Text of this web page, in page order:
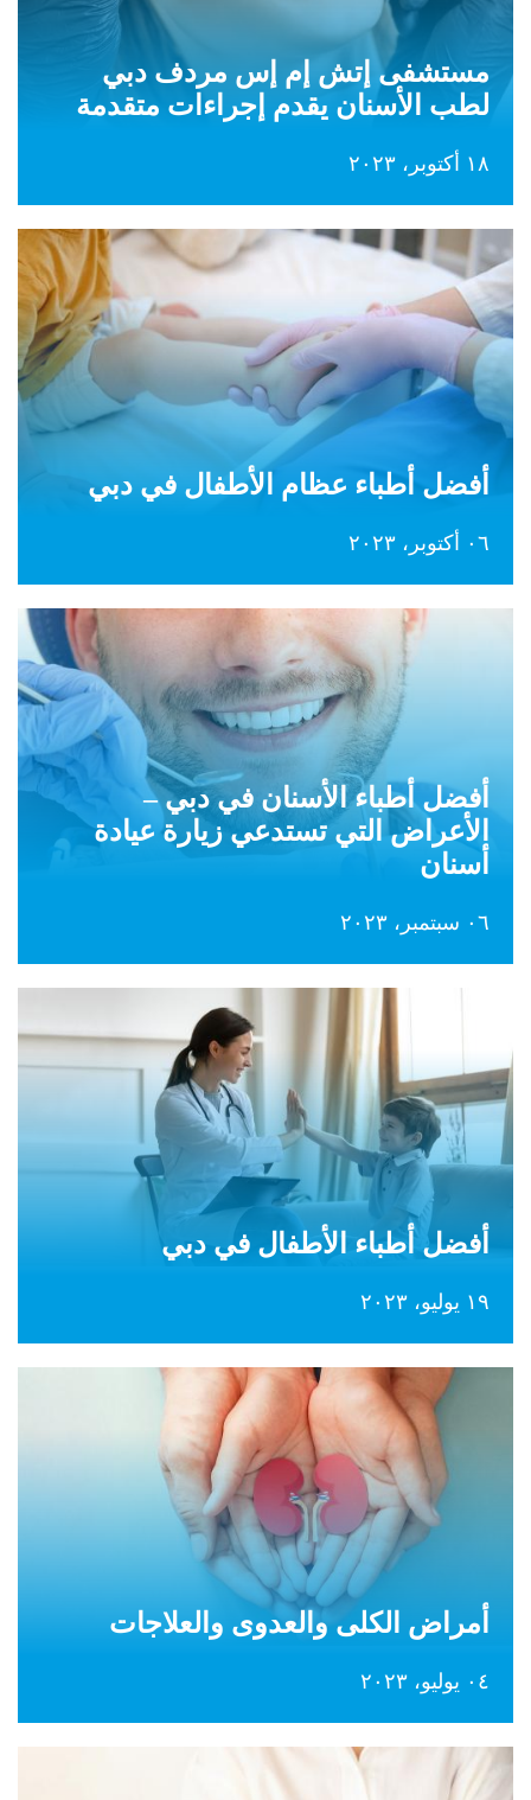
مستشفى إتش إم إس مردف دبي
لطب الأسنان يقدم إجراءات متقدمة
١٨ أكتوبر، ٢٠٢٣
أفضل أطباء عظام الأطفال في دبي
٠٦ أكتوبر، ٢٠٢٣
أفضل أطباء الأسنان في دبي –
الأعراض التي تستدعي زيارة عيادة
أسنان
٠٦ سبتمبر، ٢٠٢٣
أفضل أطباء الأطفال في دبي
١٩ يوليو، ٢٠٢٣
أمراض الكلى والعدوى والعلاجات
٠٤ يوليو، ٢٠٢٣